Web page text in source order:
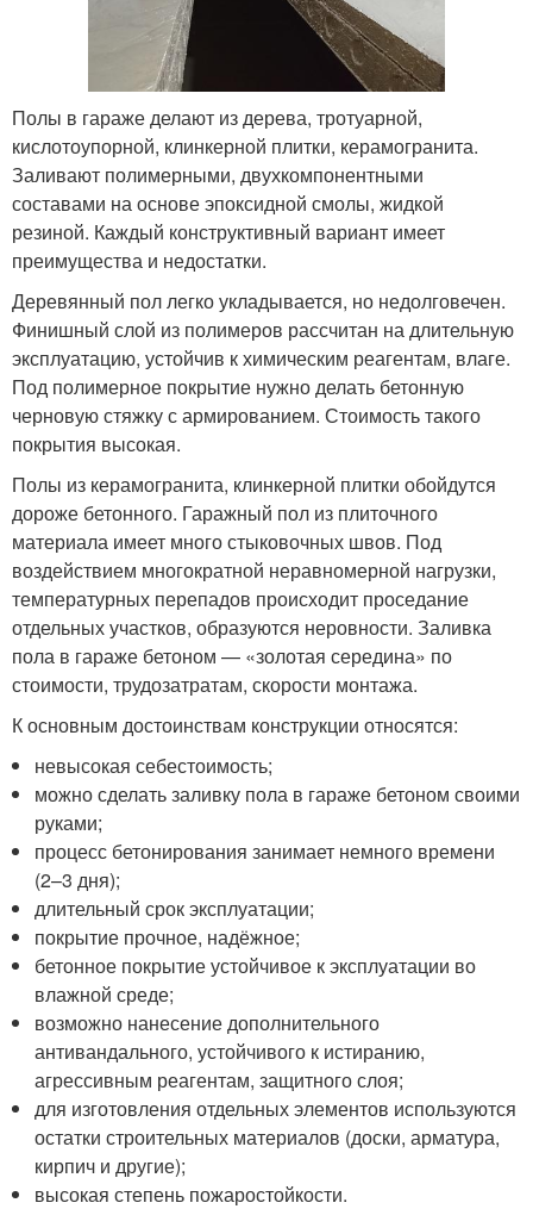
Полы в гараже делают из дерева, тротуарной,
кислотоупорной, клинкерной плитки, керамогранита.
Заливают полимерными, двухкомпонентными
составами на основе эпоксидной смолы, жидкой
резиной. Каждый конструктивный вариант имеет
преимущества и недостатки.
Деревянный пол легко укладывается, но недолговечен.
Финишный слой из полимеров рассчитан на длительную
эксплуатацию, устойчив к химическим реагентам, влаге.
Под полимерное покрытие нужно делать бетонную
черновую стяжку с армированием. Стоимость такого
покрытия высокая.
Полы из керамогранита, клинкерной плитки обойдутся
дороже бетонного. Гаражный пол из плиточного
материала имеет много стыковочных швов. Под
воздействием многократной неравномерной нагрузки,
температурных перепадов происходит проседание
отдельных участков, образуются неровности. Заливка
пола в гараже бетоном — «золотая середина» по
стоимости, трудозатратам, скорости монтажа.
К основным достоинствам конструкции относятся:
невысокая себестоимость;
можно сделать заливку пола в гараже бетоном своими
руками;
процесс бетонирования занимает немного времени
(2–3 дня);
длительный срок эксплуатации;
покрытие прочное, надёжное;
бетонное покрытие устойчивое к эксплуатации во
влажной среде;
возможно нанесение дополнительного
антивандального, устойчивого к истиранию,
агрессивным реагентам, защитного слоя;
для изготовления отдельных элементов используются
остатки строительных материалов (доски, арматура,
кирпич и другие);
высокая степень пожаростойкости.